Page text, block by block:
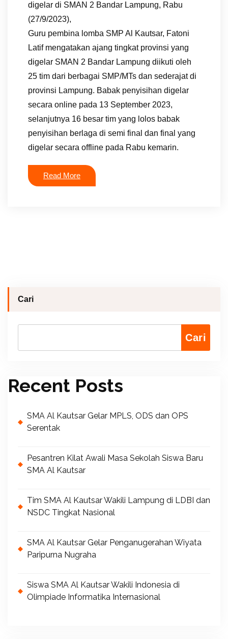
digelar di SMAN 2 Bandar Lampung, Rabu
(27/9/2023),
Guru pembina lomba SMP Al Kautsar, Fatoni
Latif mengatakan ajang tingkat provinsi yang
digelar SMAN 2 Bandar Lampung diikuti oleh
25 tim dari berbagai SMP/MTs dan sederajat di
provinsi Lampung. Babak penyisihan digelar
secara online pada 13 September 2023,
selanjutnya 16 besar tim yang lolos babak
penyisihan berlaga di semi final dan final yang
digelar secara offline pada Rabu kemarin.
Read More
Cari
Cari
Recent Posts
SMA Al Kautsar Gelar MPLS, ODS dan OPS
Serentak
Pesantren Kilat Awali Masa Sekolah Siswa Baru
SMA Al Kautsar
Tim SMA Al Kautsar Wakili Lampung di LDBI dan
NSDC Tingkat Nasional
SMA Al Kautsar Gelar Penganugerahan Wiyata
Paripurna Nugraha
Siswa SMA Al Kautsar Wakili Indonesia di
Olimpiade Informatika Internasional